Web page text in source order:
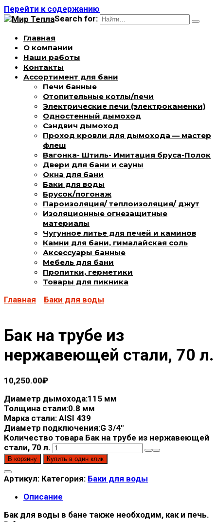
Перейти к содержанию
Search for:
Главная
О компании
Наши работы
Контакты
Ассортимент для бани
Печи банные
Отопительные котлы/печи
Электрические печи (электрокаменки)
Одностенный дымоход
Сэндвич дымоход
Проход кровли для дымохода — мастер
флеш
Вагонка- Штиль- Имитация бруса-Полок
Двери для бани и сауны
Окна для бани
Баки для воды
Брусок/погонаж
Пароизоляция/ теплоизоляция/ джут
Изоляционные огнезащитные
материалы
Чугунное литье для печей и каминов
Камни для бани, гималайская соль
Аксессуары банные
Мебель для бани
Пропитки, герметики
Товары для пикника
Главная Баки для воды
Бак на трубе из
нержавеющей стали, 70 л.
10,250.00₽
Диаметр дымохода:115 мм
Толщина стали:0.8 мм
Марка стали: AISI 439
Диаметр подключения:G 3/4"
Количество товара Бак на трубе из нержавеющей
стали, 70 л.
В корзину Купить в один клик
Артикул: Категория: Баки для воды
Описание
Бак для воды в бане также необходим, как и печь.